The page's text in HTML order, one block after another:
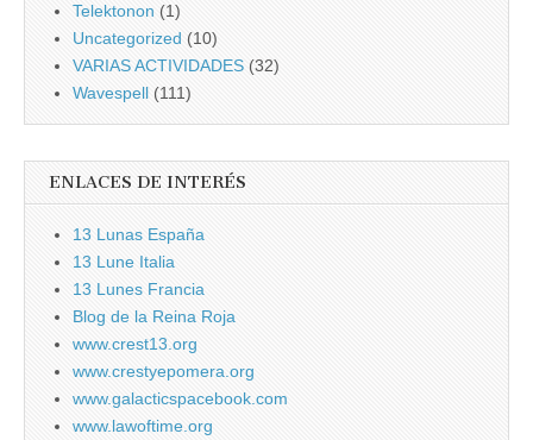
Telektonon (1)
Uncategorized (10)
VARIAS ACTIVIDADES (32)
Wavespell (111)
ENLACES DE INTERÉS
13 Lunas España
13 Lune Italia
13 Lunes Francia
Blog de la Reina Roja
www.crest13.org
www.crestyepomera.org
www.galacticspacebook.com
www.lawoftime.org